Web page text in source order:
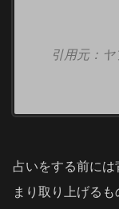
引用元：
占いをする前に
まり取り上げるも